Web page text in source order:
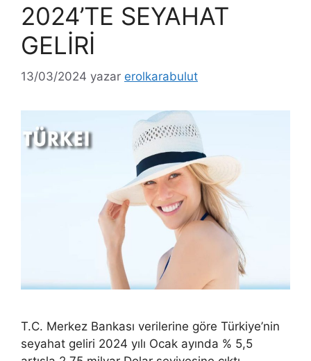
2024’TE SEYAHAT
GELİRİ
13/03/2024 yazar erolkarabulut
T.C. Merkez Bankası verilerine göre Türkiye’nin
seyahat geliri 2024 yılı Ocak ayında % 5,5